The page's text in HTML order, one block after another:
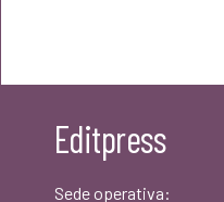
€20,00.
Editpress
Sede operativa: